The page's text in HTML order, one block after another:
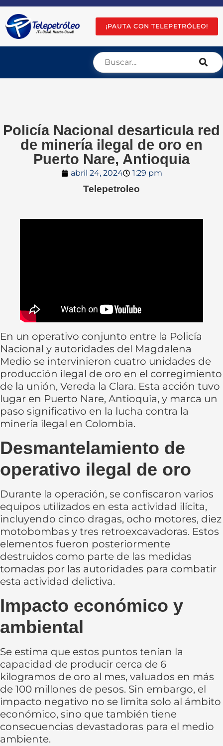
¡PAUTA CON TELEPETRÓLEO!
Policía Nacional desarticula red
de minería ilegal de oro en
Puerto Nare, Antioquia
abril 24, 2024 1:29 pm
Telepetroleo
En un operativo conjunto entre la Policía
Nacional y autoridades del Magdalena
Medio se intervinieron cuatro unidades de
producción ilegal de oro en el corregimiento
de la unión, Vereda la Clara. Esta acción tuvo
lugar en Puerto Nare, Antioquia, y marca un
paso significativo en la lucha contra la
minería ilegal en Colombia.
Desmantelamiento de
operativo ilegal de oro
Durante la operación, se confiscaron varios
equipos utilizados en esta actividad ilícita,
incluyendo cinco dragas, ocho motores, diez
motobombas y tres retroexcavadoras. Estos
elementos fueron posteriormente
destruidos como parte de las medidas
tomadas por las autoridades para combatir
esta actividad delictiva.
Impacto económico y
ambiental
Se estima que estos puntos tenían la
capacidad de producir cerca de 6
kilogramos de oro al mes, valuados en más
de 100 millones de pesos. Sin embargo, el
impacto negativo no se limita solo al ámbito
económico, sino que también tiene
consecuencias devastadoras para el medio
ambiente.